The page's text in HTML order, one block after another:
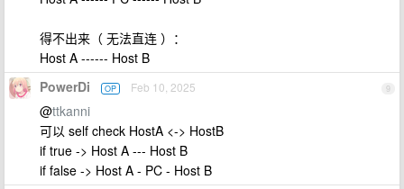
得不出来（ 无法直连 ）：
Host A ------ Host B
9
PowerDi OP Feb 10, 2025
@ttkanni
可以 self check HostA <-> HostB
if true -> Host A --- Host B
if false -> Host A - PC - Host B